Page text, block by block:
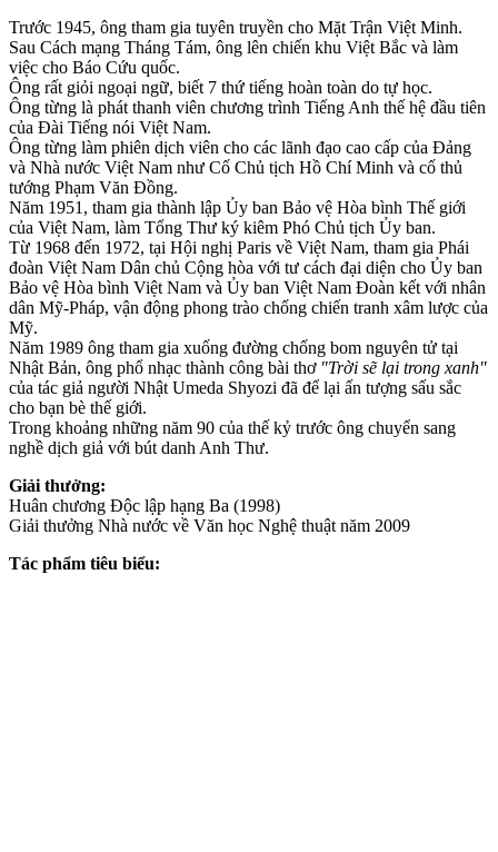
Trước 1945, ông tham gia tuyên truyền cho Mặt Trận Việt Minh.
Sau Cách mạng Tháng Tám, ông lên chiến khu Việt Bắc và làm
việc cho Báo Cứu quốc.
Ông rất giỏi ngoại ngữ, biết 7 thứ tiếng hoàn toàn do tự học.
Ông từng là phát thanh viên chương trình Tiếng Anh thế hệ đầu tiên
của Đài Tiếng nói Việt Nam.
Ông từng làm phiên dịch viên cho các lãnh đạo cao cấp của Đảng
và Nhà nước Việt Nam như Cố Chủ tịch Hồ Chí Minh và cố thủ
tướng Phạm Văn Đồng.
Năm 1951, tham gia thành lập Ủy ban Bảo vệ Hòa bình Thế giới
của Việt Nam, làm Tổng Thư ký kiêm Phó Chủ tịch Ủy ban.
Từ 1968 đến 1972, tại Hội nghị Paris về Việt Nam, tham gia Phái
đoàn Việt Nam Dân chủ Cộng hòa với tư cách đại diện cho Ủy ban
Bảo vệ Hòa bình Việt Nam và Ủy ban Việt Nam Đoàn kết với nhân
dân Mỹ-Pháp, vận động phong trào chống chiến tranh xâ‌m lượ‌c của
Mỹ.
Năm 1989 ông tham gia xuống đường chống bom nguyên tử tại
Nhật Bản, ông phổ nhạc thành công bài thơ "Trời sẽ lại trong xanh"
của tác giả người Nhật Umeda Shyozi đã để lại ấn tượng sấu sắc
cho bạn bè thế giới.
Trong khoảng những năm 90 của thế kỷ trước ông chuyển sang
nghề dịch giả với bút danh Anh Thư.
Giải thưởng:
Huân chương Độc lập hạng Ba (1998)
Giải thưởng Nhà nước về Văn học Nghệ thuật năm 2009
Tác phẩm tiêu biểu: